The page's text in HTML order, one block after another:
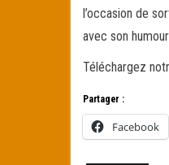
l’occasion de
avec son
Téléchargez
Partager :
Facebook